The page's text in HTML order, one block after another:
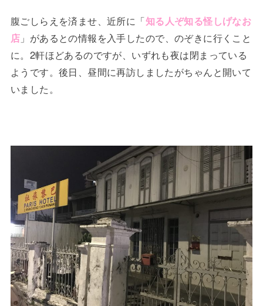
腹ごしらえを済ませ、近所に「知る人ぞ知る怪しげなお
店 」があるとの情報を入手したので、のぞきに行くこと
に。2軒ほどあるのですが、いずれも夜は閉まっている
ようです。後日、昼間に再訪しましたがちゃんと開いて
いました。